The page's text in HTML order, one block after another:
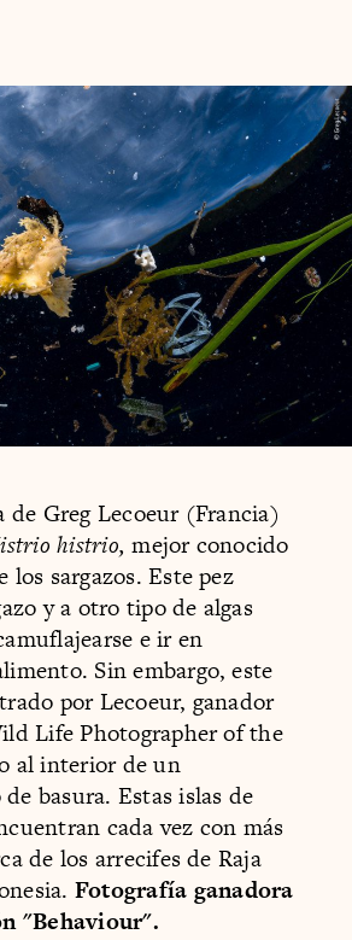
de Greg Lecoeur (Francia)
histrio,mejor conocido
los sargazos. Este pez
y a otro tipo de algas
e ir en
Sin embargo, este
por Lecoeur, ganador
Life Photographer of the
al interior de un
basura. Estas islas de
cada vez con más
de los arrecifes de Raja
Fotografía ganadora
"Behaviour".